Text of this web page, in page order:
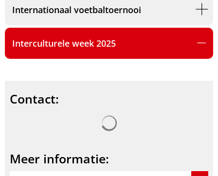
Internationaal voetbaltoernooi
Interculturele week 2025
Contact:
Meer informatie: